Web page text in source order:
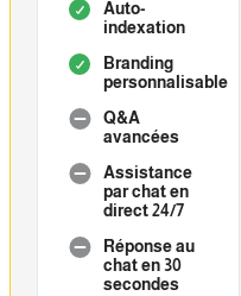
Auto-
indexation
Branding
personnalisable
Q&A
avancées
Assistance
par chat en
direct 24/7
Réponse au
chat en 30
secondes